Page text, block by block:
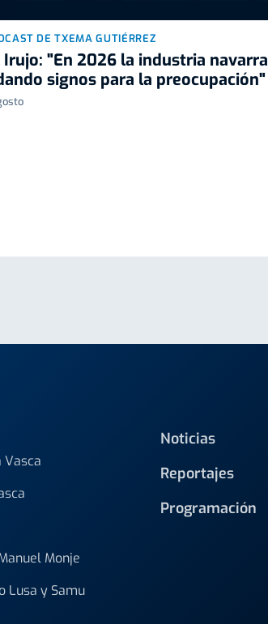
DE TXEMA GUTIÉRREZ
"En 2026 la industria navarra
signos para la preocupación"
Vasca
Monje
Lusa y Samu
Noticias
Reportajes
Programación